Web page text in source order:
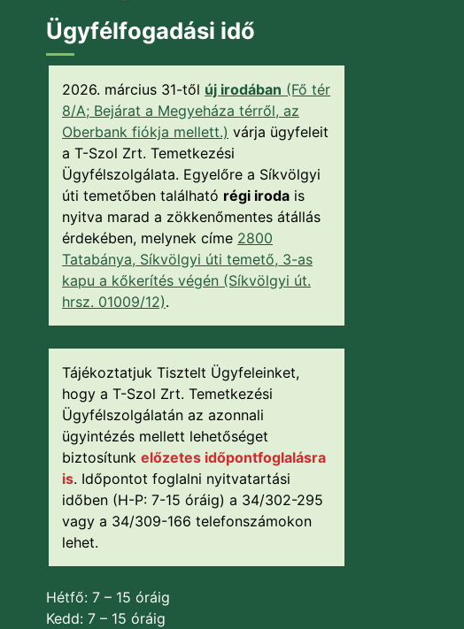
Ügyfélfogadási idő
2026. március 31-től új irodában (Fő tér
8/A; Bejárat a Megyeháza térről, az
Oberbank fiókja mellett.) várja ügyfeleit
a T-Szol Zrt. Temetkezési
Ügyfélszolgálata. Egyelőre a Síkvölgyi
úti temetőben található régi iroda is
nyitva marad a zökkenőmentes átállás
érdekében, melynek címe 2800
Tatabánya, Síkvölgyi úti temető, 3-as
kapu a kőkerítés végén (Síkvölgyi út.
hrsz. 01009/12).
Tájékoztatjuk Tisztelt Ügyfeleinket,
hogy a T-Szol Zrt. Temetkezési
Ügyfélszolgálatán az azonnali
ügyintézés mellett lehetőséget
biztosítunk előzetes időpontfoglalásra
is. Időpontot foglalni nyitvatartási
időben (H-P: 7-15 óráig) a 34/302-295
vagy a 34/309-166 telefonszámokon
lehet.
Hétfő: 7 – 15 óráig
Kedd: 7 – 15 óráig